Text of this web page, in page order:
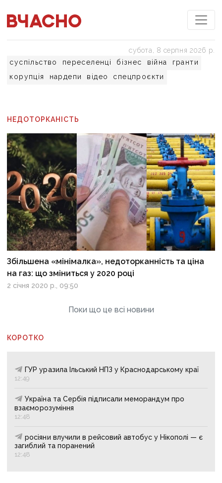
суспільство переселенці бізнес війна
гранти
корупція
нардепи відео спецпроєкти
субота, 8 серпня 2026 р.
НЕДОТОРКАНІСТЬ
Збільшена «мінімалка», недоторканність та ціна
на газ: що зміниться у 2020 році
2 січня 2020 р., 09:50
Поки що це всі новини
КОРОТКО
ГУР уразила Ільський НПЗ у Краснодарському краї
12:49
Україна та Сербія підписали меморандум про
взаєморозуміння
12:48
росіяни влучили в рейсовий автобус у Нікополі — є
загиблий та поранений
12:48